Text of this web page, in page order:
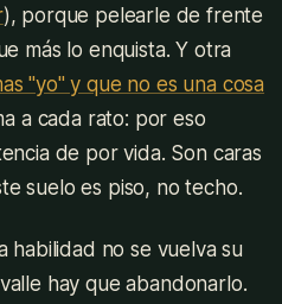
), porque pelearle de frente
más lo enquista. Y otra
"yo" y que no es una cosa
a cada rato: por eso
de por vida. Son caras
suelo es piso, no techo.
habilidad no se vuelva su
hay que abandonarlo.